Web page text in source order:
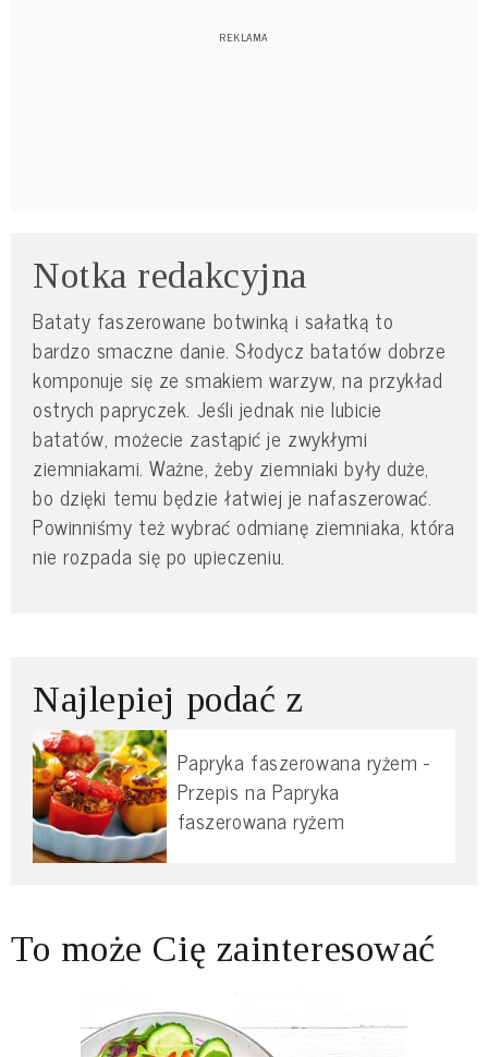
Notka redakcyjna
Bataty faszerowane botwinką i sałatką to
bardzo smaczne danie. Słodycz batatów dobrze
komponuje się ze smakiem warzyw, na przykład
ostrych papryczek. Jeśli jednak nie lubicie
batatów, możecie zastąpić je zwykłymi
ziemniakami. Ważne, żeby ziemniaki były duże,
bo dzięki temu będzie łatwiej je nafaszerować.
Powinniśmy też wybrać odmianę ziemniaka, która
nie rozpada się po upieczeniu.
Najlepiej podać z
Papryka faszerowana ryżem -
Przepis na Papryka
faszerowana ryżem
To może Cię zainteresować